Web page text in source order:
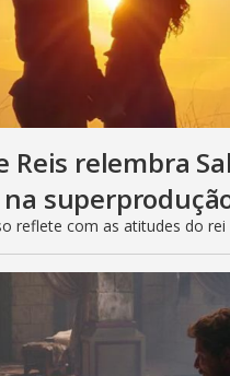
Reis relembra
reflete com as atitudes do rei